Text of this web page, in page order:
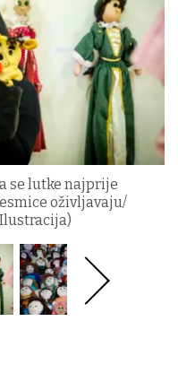
se lutke najprije
oživljavaju/